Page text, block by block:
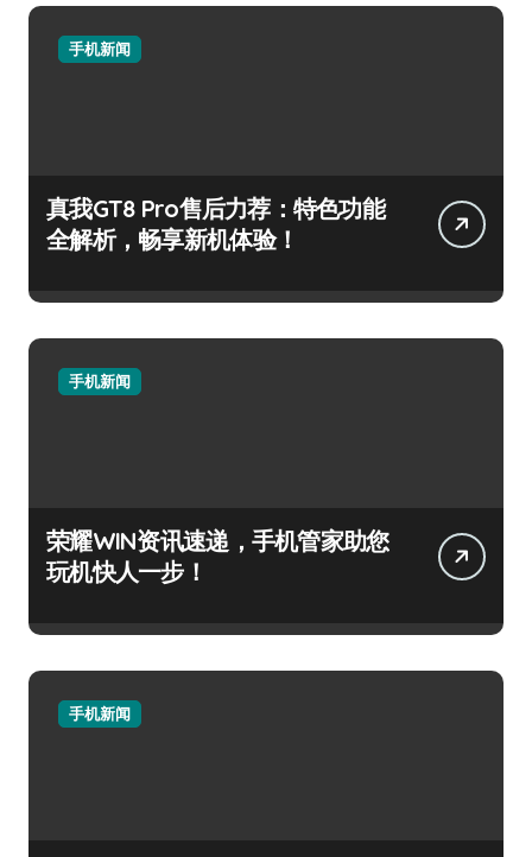
手机新闻
真我GT8 Pro售后力荐：特色功能
全解析，畅享新机体验！
手机新闻
荣耀WIN资讯速递，手机管家助您
玩机快人一步！
手机新闻